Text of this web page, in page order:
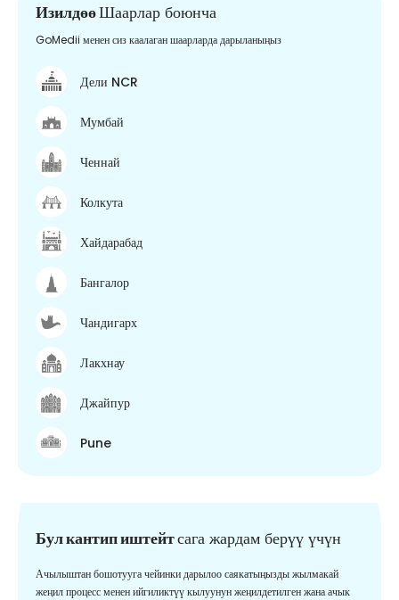
ИзилдөөШаарлар боюнча
GoMedii менен сиз каалаган шаарларда дарыланыңыз
Дели NCR
Мумбай
Ченнай
Колкута
Хайдарабад
Бангалор
Чандигарх
Лакхнау
Джайпур
Pune
Бул кантип иштейтсага жардам берүү үчүн
Ачылыштан бошотууга чейинки дарылоо саякатыңызды жылмакай
жеңил процесс менен ийгиликтүү кылуунун жеңилдетилген жана ачык